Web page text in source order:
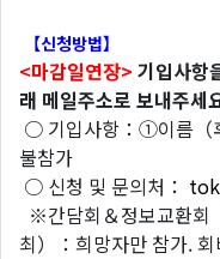
【신청방법】
<마감일연장> 기입사항
래 메일주소로 보내주세
○ 기입사항：①이름（
불참가
○ 신청 및 문의처：
※간담회＆정보교환회
최）：희망자만 참가. 회